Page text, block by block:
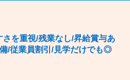
さを重視/残業なし/昇給賞与あ
/従業員割引/見学だけでも◎